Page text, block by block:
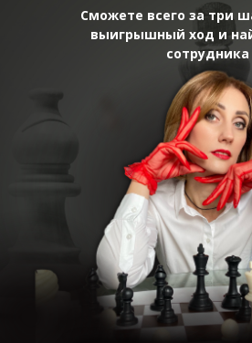
Сможете всего за три
выигрышный ход и
сотрудника